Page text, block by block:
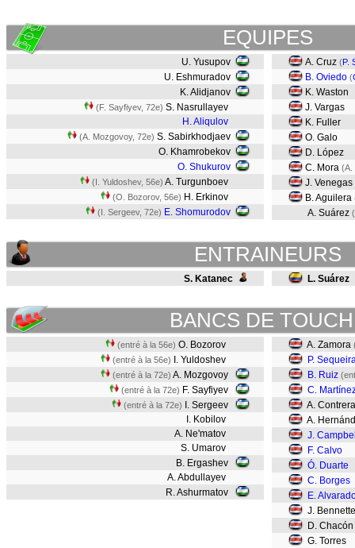
EQUIPES
U. Yusupov
U. Eshmuradov
K. Alidjanov
(F. Sayfiyev, 72e) S. Nasrullayev
H. Aliqulov
(A. Mozgovoy, 72e) S. Sabirkhodjaev
O. Khamrobekov
O. Shukurov
(I. Yuldoshev, 56e) A. Turgunboev
(O. Bozorov, 56e) H. Erkinov
(I. Sergeev, 72e) E. Shomurodov
A. Cruz (P.
B. Oviedo (
K. Waston
J. Vargas
K. Fuller
O. Galo
D. López
C. Mora (A.
J. Venegas
B. Aguilera
A. Suárez
ENTRAINEURS
S. Katanec L. Suárez
BANCS DE
(entré à la 56e) O. Bozorov
(entré à la 56e) I. Yuldoshev
(entré à la 72e) A. Mozgovoy
(entré à la 72e) F. Sayfiyev
(entré à la 72e)
I. Sergeev
I. Kobilov
A. Ne'matov
S. Umarov
B. Ergashev
A. Abdullayev
R. Ashurmatov
A. Zamora
P.
B. Ruiz
C.
A.
A.
J.
F. Calvo
Ó. Duarte
C. Borges
E.
J. Bennette
D. Chacón
G. Torres